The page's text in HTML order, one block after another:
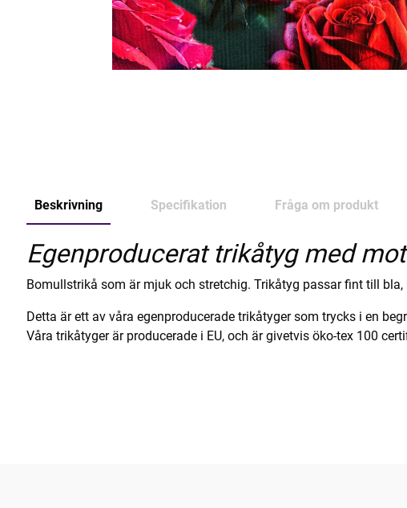
Beskrivning Specifikation Fråga om produkt
Egenproducerat trikåtyg med
Bomullstrikå som är mjuk och stretchig. Trikåtyg passar fint till
Detta är ett av våra egenproducerade trikåtyger som trycks i en
Våra trikåtyger är producerade i EU, och är givetvis öko-tex 100